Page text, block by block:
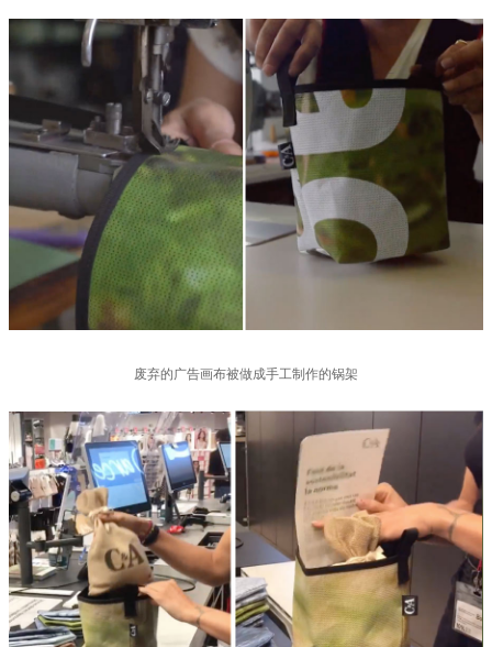
废弃的广告画布被做成手工制作的锅架